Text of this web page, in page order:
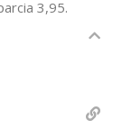
3,95.